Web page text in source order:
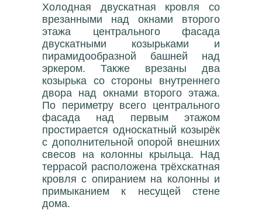
Холодная двускатная кровля со
врезанными над окнами второго
этажа центрального фасада
двускатными козырьками и
пирамидообразной башней над
эркером. Также врезаны два
козырька со стороны внутреннего
двора над окнами второго этажа.
По периметру всего центрального
фасада над первым этажом
простирается односкатный козырёк
с дополнительной опорой внешних
свесов на колонны крыльца. Над
террасой расположена трёхскатная
кровля с опиранием на колонны и
примыканием к несущей стене
дома.